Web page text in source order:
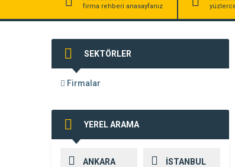
firma rehberi anasayfanız
SEKTÖRLER
Firmalar
YEREL ARAMA
ANKARA İSTANBUL